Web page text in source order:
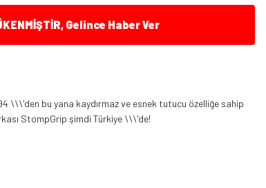
Gelince Haber Ver
\\\'den bu yana kaydırmaz ve esnek tutucu özelliğe sahip
StompGrip şimdi Türkiye \\\'de!